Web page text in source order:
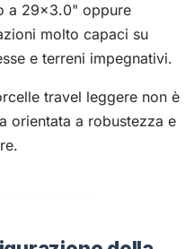
a 29×3.0" oppure
molto capaci su
e terreni impegnativi.
travel leggere non è
orientata a robustezza e